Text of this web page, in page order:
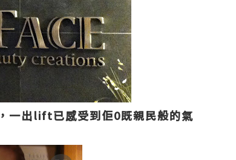
一出lift已感受到佢0既親民般的氣